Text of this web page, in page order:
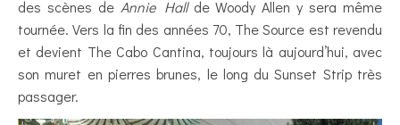
des scènes deAnnie Hallde Woody Allen y sera même
tournée. Vers la fin des années 70, The Source est revendu
et devient The Cabo Cantina, toujours là aujourd’hui, avec
son muret en pierres brunes, le long du Sunset Strip très
passager.